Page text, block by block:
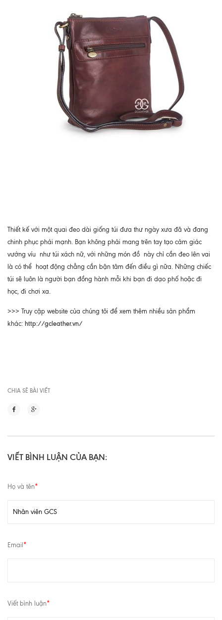
Thiết kế với một quai đeo dài giống túi đưa thư ngày xưa đã và đang
chinh phục phái mạnh. Bạn không phải mang trên tay tạo cảm giác
vướng víu như túi xách nữ, với những món đồ này chỉ cần đeo lên vai
là có thể hoạt động chẳng cần bận tâm đến điều gì nữa. Những chiếc
túi sẽ luôn là người bạn đồng hành mỗi khi bạn đi dạo phố hoặc đi
học, đi chơi xa.
>>> Truy cập website của chúng tôi để xem thêm nhiều sản phẩm
khác: http://gcleather.vn/
CHIA SẼ BÀI VIẾT
VIẾT BÌNH LUẬN CỦA BẠN:
Họ và tên*
Email *
Viết bình luận*